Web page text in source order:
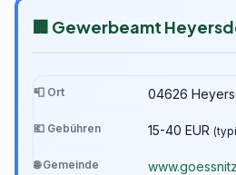
🏢 Gewerbeamt
📮 Ort 04626
💶 Gebühren 15-40 EUR
🌐 Gemeinde